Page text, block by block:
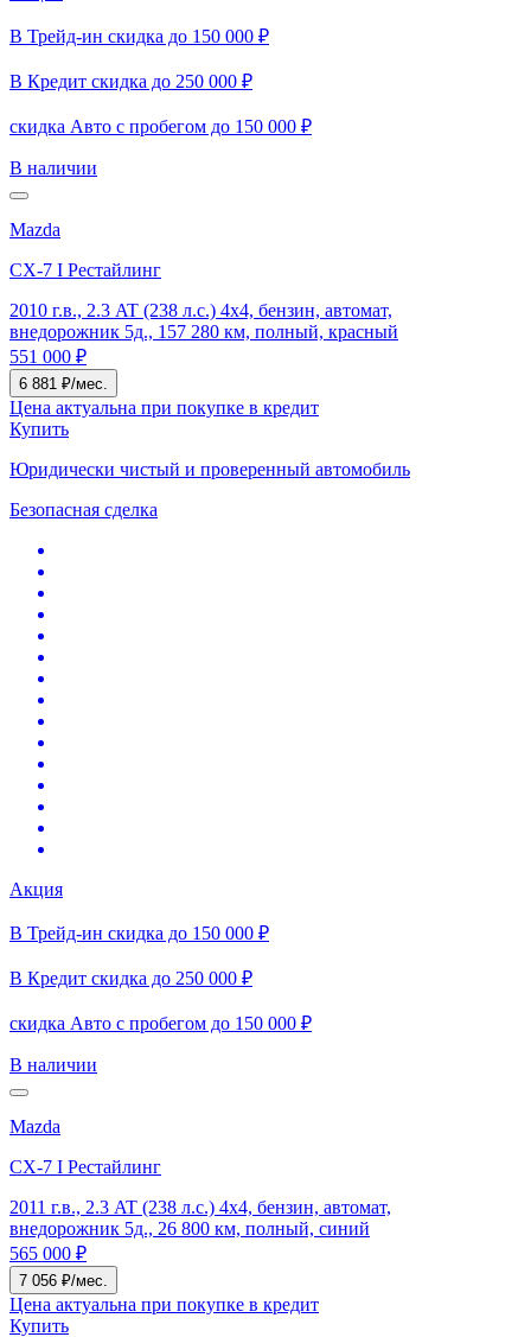
В Трейд-ин скидка до 150 000 ₽
В Кредит скидка до 250 000 ₽
скидка Авто с пробегом до 150 000 ₽
В наличии
Mazda
CX-7 I Рестайлинг
2010 г.в., 2.3 AT (238 л.с.) 4x4, бензин, автомат,
внедорожник 5д., 157 280 км, полный, красный
551 000 ₽
6 881 ₽/мес.
Цена актуальна при покупке в кредит
Купить
Юридически чистый и проверенный автомобиль
Безопасная сделка
Акция
В Трейд-ин скидка до 150 000 ₽
В Кредит скидка до 250 000 ₽
скидка Авто с пробегом до 150 000 ₽
В наличии
Mazda
CX-7 I Рестайлинг
2011 г.в., 2.3 AT (238 л.с.) 4x4, бензин, автомат,
внедорожник 5д., 26 800 км, полный, синий
565 000 ₽
7 056 ₽/мес.
Цена актуальна при покупке в кредит
Купить